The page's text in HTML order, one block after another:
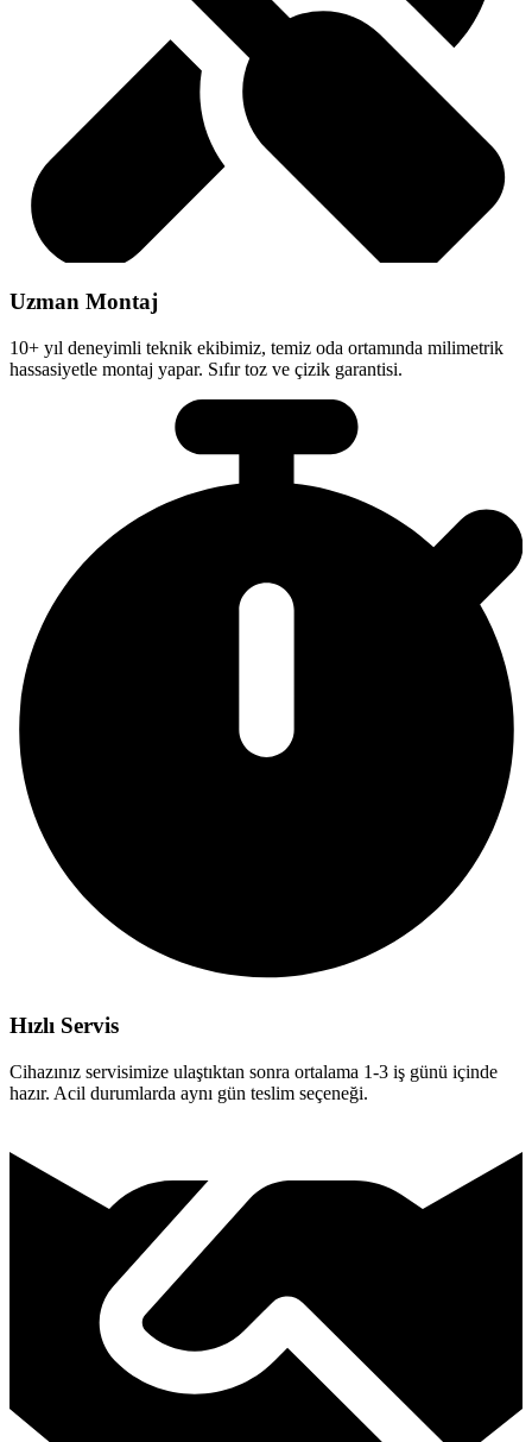
Uzman Montaj
10+ yıl deneyimli teknik ekibimiz, temiz oda ortamında milimetrik
hassasiyetle montaj yapar. Sıfır toz ve çizik garantisi.
Hızlı Servis
Cihazınız servisimize ulaştıktan sonra ortalama 1-3 iş günü içinde
hazır. Acil durumlarda aynı gün teslim seçeneği.